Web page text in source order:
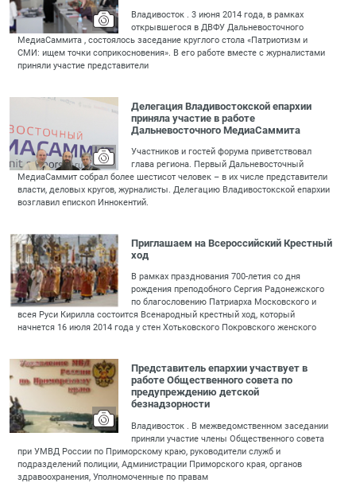
Владивосток . 3 июня 2014 года, в рамках
открывшегося в ДВФУ Дальневосточного
МедиаСаммита , состоялось заседание круглого стола «Патриотизм и
СМИ: ищем точки соприкосновения». В его работе вместе с журналистами
приняли участие представители
Делегация Владивостокской епархии
приняла участие в работе
Дальневосточного МедиаСаммита
Участников и гостей форума приветствовал
глава региона. Первый Дальневосточный
МедиаСаммит собрал более шестисот человек – в их числе представители
власти, деловых кругов, журналисты. Делегацию Владивостокской епархии
возглавил епископ Иннокентий.
Приглашаем на Всероссийский Крестный
ход
В рамках празднования 700-летия со дня
рождения преподобного Сергия Радонежского
по благословению Патриарха Московского и
всея Руси Кирилла состоится Всенародный крестный ход, который
начнется 16 июля 2014 года у стен Хотьковского Покровского женского
Представитель епархии участвует в
работе Общественного совета по
предупреждению детской
безнадзорности
Владивосток . В межведомственном заседании
приняли участие члены Общественного совета
при УМВД России по Приморскому краю, руководители служб и
подразделений полиции, Администрации Приморского края, органов
здравоохранения, Уполномоченные по правам